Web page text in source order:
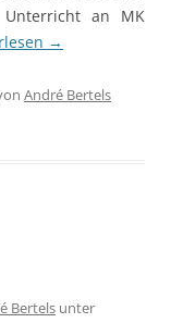
an MK
→
André Bertels
Bertels unter